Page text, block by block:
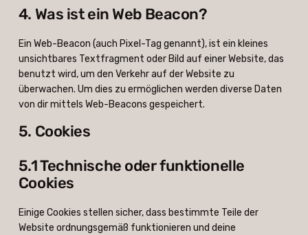
4. Was ist ein Web Beacon?
Ein Web-Beacon (auch Pixel-Tag genannt), ist ein kleines
unsichtbares Textfragment oder Bild auf einer Website, das
benutzt wird, um den Verkehr auf der Website zu
überwachen. Um dies zu ermöglichen werden diverse Daten
von dir mittels Web-Beacons gespeichert.
5. Cookies
5.1 Technische oder funktionelle
Cookies
Einige Cookies stellen sicher, dass bestimmte Teile der
Website ordnungsgemäß funktionieren und deine